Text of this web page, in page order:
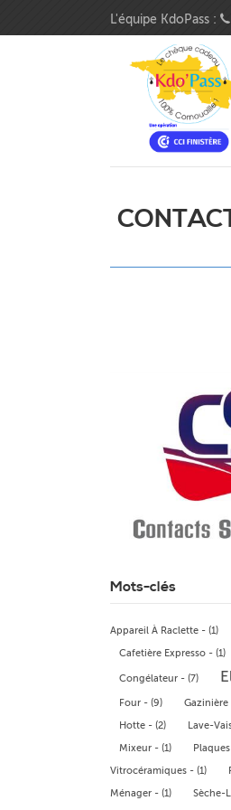
Aller au contenu principal
L'équipe KdoPass :
Mots-clés
Appareil À Raclette - (1)
Cafetière Expresso - (1)
Congélateur - (7)
Four - (9) Gazinière
Hotte - (2)
Lave-
Mixeur - (1)
Vitrocéramiques - (1)
Ménager - (1)
Sèche-